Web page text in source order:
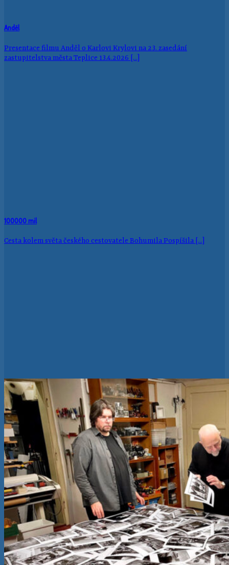
Anděl
Presentace filmu Anděl o Karlovi Krylovi na 23. zasedání
zastupitelstva města Teplice 13.4.2026 [...]
100000 mil
Cesta kolem světa českého cestovatele Bohumila Pospíšila [...]